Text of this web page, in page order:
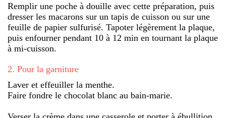
Remplir une poche à douille avec cette préparation, puis
dresser les macarons sur un tapis de cuisson ou sur une
feuille de papier sulfurisé. Tapoter légèrement la plaque,
puis enfourner pendant 10 à 12 min en tournant la plaque
à mi-cuisson.
2. Pour la garniture
Laver et effeuiller la menthe.
Faire fondre le chocolat blanc au bain-marie.